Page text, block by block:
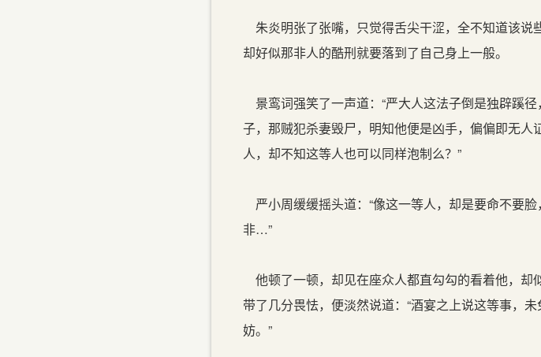
朱炎明张了张嘴，只觉得舌尖干涩，全不知道该说
却好似那非人的酷刑就要落到了自己身上一般。
景鸾词强笑了一声道：“严大人这法子倒是独辟蹊
子，那贼犯杀妻毁尸，明知他便是凶手，偏偏即无
人，却不知这等人也可以同样泡制么？”
严小周缓缓摇头道：“像这一等人，却是要命不要
非…”
他顿了一顿，却见在座众人都直勾勾的看着他，却
带了几分畏怯，便淡然说道：“酒宴之上说这等事，
妨。”